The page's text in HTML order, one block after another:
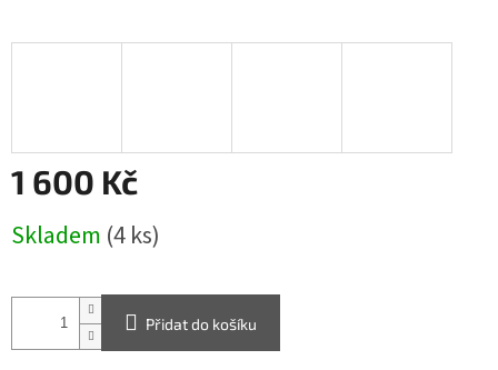
1 600 Kč
cena:
Skladem (4 ks)
Přidat do košíku